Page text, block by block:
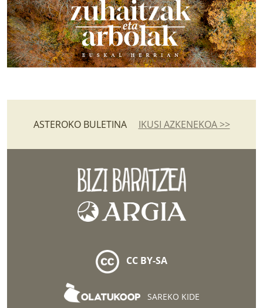
ASTEROKO BULETINA IKUSI AZKENEKOA >>
CC BY-SA
SAREKO KIDE